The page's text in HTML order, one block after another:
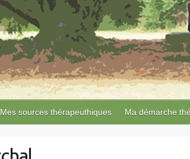
Mes sources thérapeuthiques Ma démarche